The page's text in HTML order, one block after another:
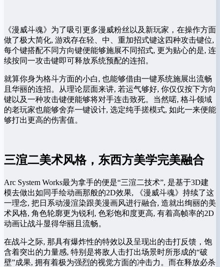
《漫威斗魂》为了吸引更多漫威粉丝以及新玩家，在操作方面
做了极大简化, 游戏存在轻、中、重加招式键这四种攻击键位,
每个键搭配不同方向键便能够施展不同招式, 更为贴心的是, 连
续按同一攻击键即可释放系统预配的连招。
就算你身为格斗方面的小白, 也能够借由一键系统施展出流畅
且华丽的连招。从理论层面来讲, 若运气够好, 你仅仅按下方向
键以及一种攻击键便能够将对手连击致死。当然喏, 格斗领域
的老玩家也能够舍弃一键设计, 选定纯手搓模式, 如此一来便能
够打出更高的伤害值。
三渲二美术风格，东西方美学完美融合
Arc System Works最为拿手的便是“三渲二技术”, 是基于3D建
模去做出如同手绘动画那般的2D效果, 《漫威斗魂》持续了这
一理念, 把日系动漫渲染跟美漫画风进行融合, 造就出绚丽的美
术风格, 角色轮廓更为锐利, 色彩饱和度更高, 有着高帧率的2D
动画让战斗显得华丽且流畅。
在战斗之际, 那具有爆炸性的特效以及呈现出的击打反馈，饱
含着突出的力量感, 特别是将敌人击打出场景时所形成的“破
壁”成果, 拥有着极为强烈的视觉方面的冲击力。而在释放必杀